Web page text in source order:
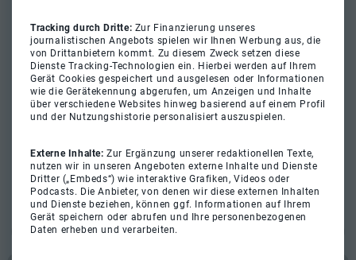
Tracking durch Dritte: Zur Finanzierung unseres
journalistischen Angebots spielen wir Ihnen Werbung aus, die
von Drittanbietern kommt. Zu diesem Zweck setzen diese
Dienste Tracking-Technologien ein. Hierbei werden auf Ihrem
Gerät Cookies gespeichert und ausgelesen oder Informationen
wie die Gerätekennung abgerufen, um Anzeigen und Inhalte
über verschiedene Websites hinweg basierend auf einem Profil
und der Nutzungshistorie personalisiert auszuspielen.
Externe Inhalte:Zur Ergänzung unserer redaktionellen Texte,
nutzen wir in unseren Angeboten externe Inhalte und Dienste
Dritter („Embeds“) wie interaktive Grafiken, Videos oder
Podcasts. Die Anbieter, von denen wir diese externen Inhalten
und Dienste beziehen, können ggf. Informationen auf Ihrem
Gerät speichern oder abrufen und Ihre personenbezogenen
Daten erheben und verarbeiten.